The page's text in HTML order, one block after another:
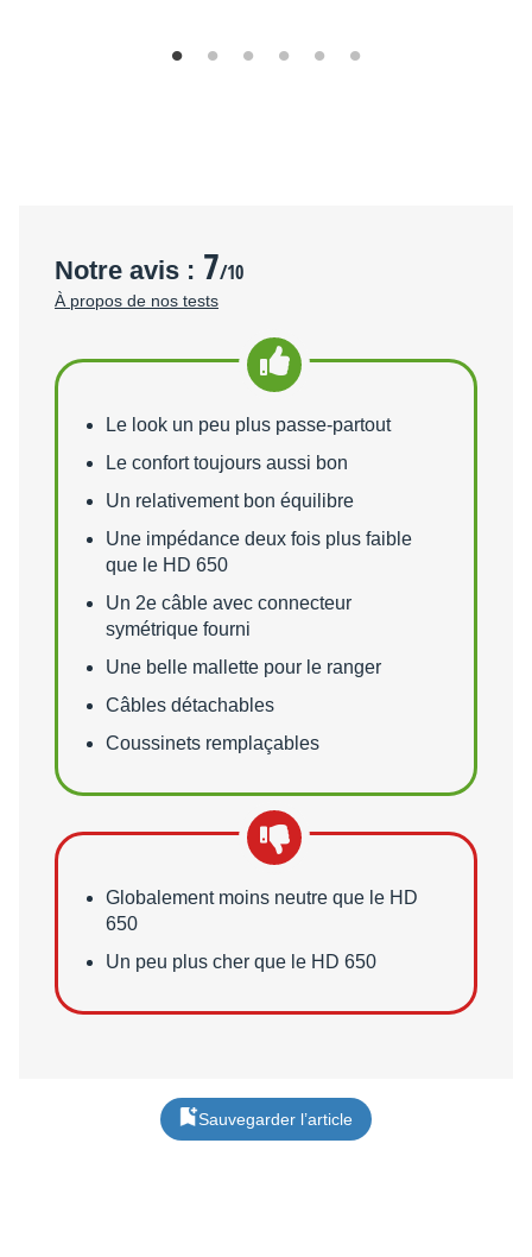
Notre avis : 7/10
À propos de nos tests
Points forts
Le look un peu plus passe-partout
Le confort toujours aussi bon
Un relativement bon équilibre
Une impédance deux fois plus faible
que le HD 650
Un 2e câble avec connecteur
symétrique fourni
Une belle mallette pour le ranger
Câbles détachables
Coussinets remplaçables
Points faibles
Globalement moins neutre que le HD
650
Un peu plus cher que le HD 650
Sauvegarder l’article